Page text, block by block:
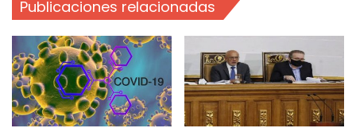
Publicaciones relacionadas